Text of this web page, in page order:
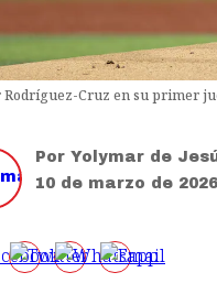
Cruz en su primer
Por Yolymar de
10 de marzo de